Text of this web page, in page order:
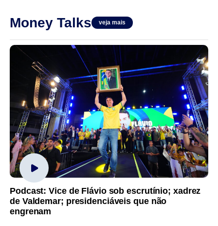
Money Talks veja mais
Podcast: Vice de Flávio sob escrutínio; xadrez
de Valdemar; presidenciáveis que não
engrenam